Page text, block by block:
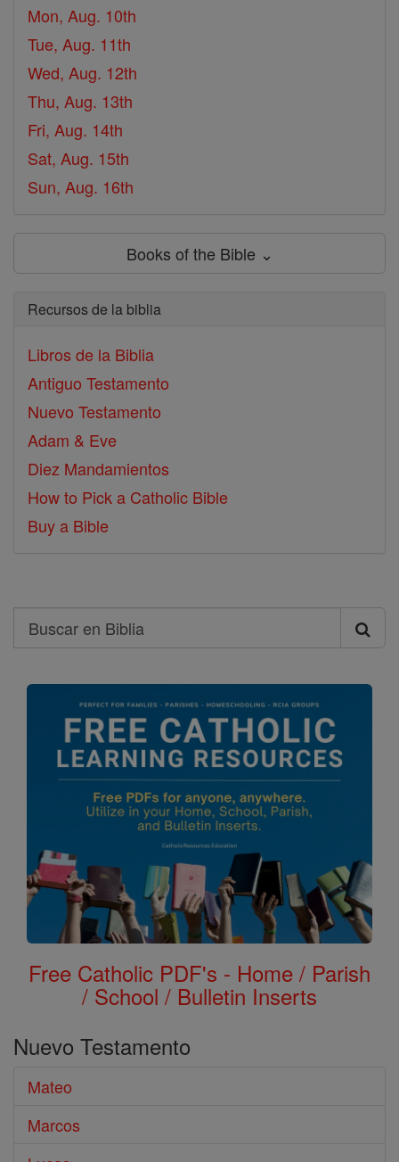
Mon, Aug. 10th
Tue, Aug. 11th
Wed, Aug. 12th
Thu, Aug. 13th
Fri, Aug. 14th
Sat, Aug. 15th
Sun, Aug. 16th
Books of the Bible ⌄
Recursos de la biblia
Libros de la Biblia
Antiguo Testamento
Nuevo Testamento
Adam & Eve
Diez Mandamientos
How to Pick a Catholic Bible
Buy a Bible
Search
Buscar
en
Free Catholic PDF's - Home / Parish
/ School / Bulletin Inserts
Nuevo Testamento
Mateo
Marcos